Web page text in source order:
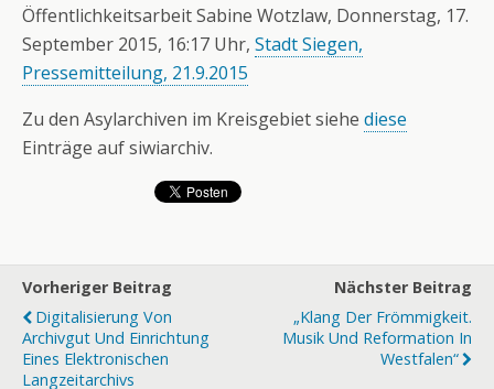
Öffentlichkeitsarbeit Sabine Wotzlaw, Donnerstag, 17.
September 2015, 16:17 Uhr, Stadt Siegen,
Pressemitteilung, 21.9.2015
Zu den Asylarchiven im Kreisgebiet siehe diese
Einträge auf siwiarchiv.
Vorheriger Beitrag
Digitalisierung Von
Archivgut Und Einrichtung
Eines Elektronischen
Langzeitarchivs
Nächster Beitrag
„Klang Der Frömmigkeit.
Musik Und Reformation In
Westfalen“